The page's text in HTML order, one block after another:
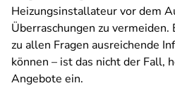
Heizungsinstallateur vor dem
Überraschungen zu
zu allen Fragen ausreichende
können – ist das nicht der Fall,
Angebote ein.